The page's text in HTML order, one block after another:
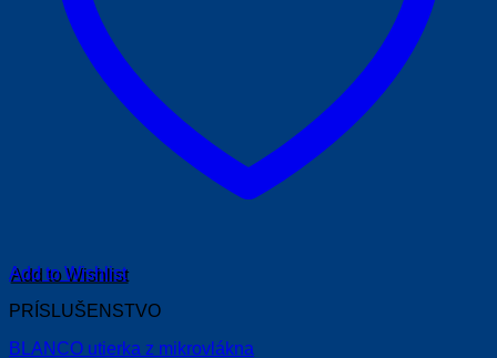
Add to Wishlist
PRÍSLUŠENSTVO
BLANCO utierka z mikrovlákna